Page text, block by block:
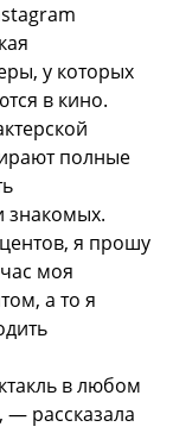
у которых
в кино.
полные
знакомых.
я прошу
моя
а то я
в любом
— рассказала